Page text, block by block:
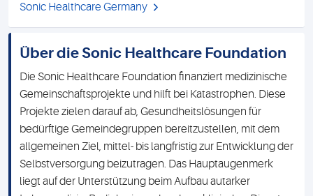
Sonic Healthcare Germany
Über die Sonic Healthcare Foundation
Die Sonic Healthcare Foundation finanziert medizinische
Gemeinschaftsprojekte und hilft bei Katastrophen. Diese
Projekte zielen darauf ab, Gesundheitslösungen für
bedürftige Gemeindegruppen bereitzustellen, mit dem
allgemeinen Ziel, mittel- bis langfristig zur Entwicklung der
Selbstversorgung beizutragen. Das Hauptaugenmerk
liegt auf der Unterstützung beim Aufbau autarker